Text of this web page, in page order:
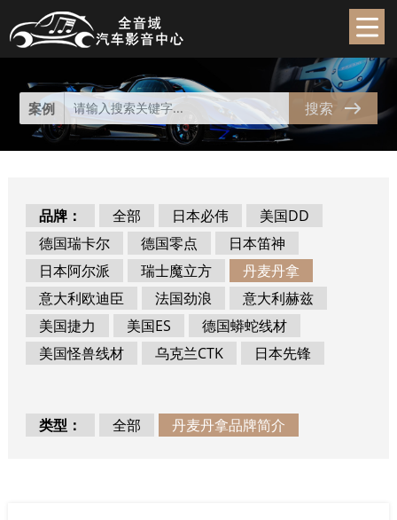
代理产品
Product
案例 搜索
品牌： 全部 日本必伟
美国DD
德国瑞卡尔
德国零点
日本笛神
日本阿尔派
瑞士魔立方
丹麦丹拿
意大利欧迪臣
法国劲浪
意大利赫兹
美国捷力
美国ES
德国蟒蛇线材
美国怪兽线材
乌克兰CTK 日本先锋
类型： 全部 丹麦丹拿品牌简介